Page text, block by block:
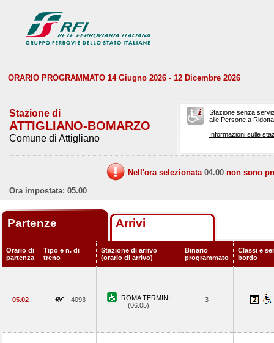
ORARIO PROGRAMMATO 14 Giugno 2026 - 12 Dicembre 2026
Stazione di
ATTIGLIANO-BOMARZO
Comune di Attigliano
Stazione senza
alle Persone a
Informazioni sulle
Nell'ora selezionata 04.00 non sono
Ora impostata: 05.00
Partenze Arrivi
Orario di
partenza
Tipo e n. di
treno
Stazione di arrivo
(orario di arrivo)
Binario
programmato
Classi e
bordo
05.02 4093
ROMA TERMINI
(06.05)
3